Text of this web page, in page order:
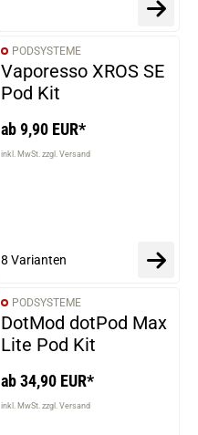
PODSYSTEME
Vaporesso XROS SE
Pod Kit
ab 9,90 EUR*
inkl. MwSt. zzgl. Versand
8 Varianten
VARIANTEN
PODSYSTEME
DotMod dotPod Max
Lite Pod Kit
ab 34,90 EUR*
inkl. MwSt. zzgl. Versand